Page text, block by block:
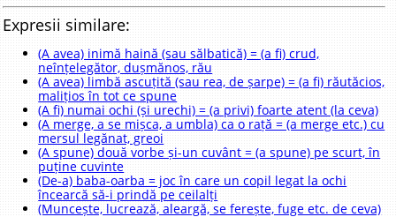
Expresii similare:
(A avea) inimă haină (sau sălbatică) = (a fi) crud,
neînțelegător, dușmănos, rău
(A avea) limbă ascuțită (sau rea, de șarpe) = (a fi) răutăcios,
malițios în tot ce spune
(A fi) numai ochi (și urechi) = (a privi) foarte atent (la ceva)
(A merge, a se mișca, a umbla) ca o rață = (a merge etc.) cu
mersul legănat, greoi
(A spune) două vorbe și-un cuvânt = (a spune) pe scurt, în
puține cuvinte
(De-a) baba-oarba = joc în care un copil legat la ochi
încearcă să-i prindă pe ceilalți
(Muncește, lucrează, aleargă, se ferește, fuge etc. de ceva)